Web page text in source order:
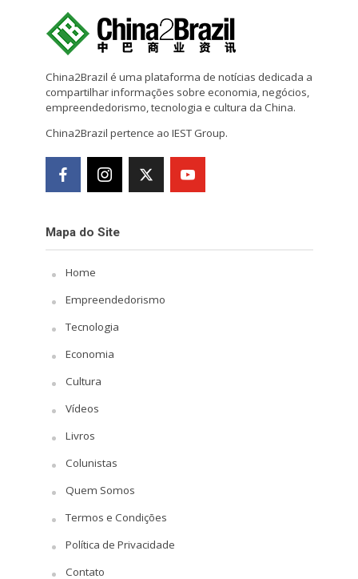
China2Brazil é uma plataforma de notícias dedicada a
compartilhar informações sobre economia, negócios,
empreendedorismo, tecnologia e cultura da China.
China2Brazil pertence ao IEST Group.
Mapa do Site
Home
Empreendedorismo
Tecnologia
Economia
Cultura
Vídeos
Livros
Colunistas
Quem Somos
Termos e Condições
Política de Privacidade
Contato